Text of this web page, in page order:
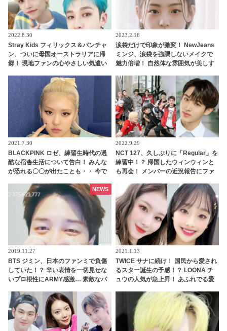
2022.8.30
Stray Kids フィリックス＆バンチャ
ン、ついに母国オーストラリアに帰
郷！ 現地ファンの心やさしい気遣い
す」
2023.2.16
涙袋だけで印象が激変！ NewJeans
ミンジ、涙袋を強調しないメイクで
魅力倍増！ 自然体な雰囲気が美しす
2021.7.30
BLACKPINK ロゼ、練習生時代の過
酷な宿舎生活について告白！ みんな
が恐れる〇〇が出たことも・・ 今で
2022.9.29
NCT 127、久しぶりに「Regular」を
練習中！？ 帰国したウィンウィンと
も再会！ メンバーの近況報告にファ
2019.11.27
BTS ジミン、日本のファンミで負傷
していた！？ 辛い表情を一切見せな
いプロ根性にARMY感激… 素敵なパ
は、まさにみんなのヒーロー
NEWS
2021.1.13
TWICE サナに続け！ 国民から愛され
るスター誕生の予感！？ LOONA チ
ュウの人気が急上昇！ あふれでる愛
ロに[動画]